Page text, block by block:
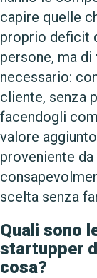
capire quelle
proprio deficit
persone, ma di
necessario:
cliente, senza
facendogli
valore
proveniente
scelta senza
Quali sono
startupper
cosa?